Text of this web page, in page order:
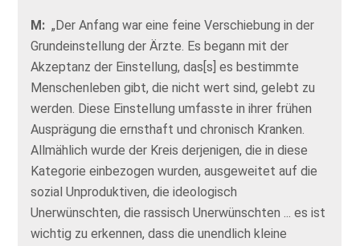
M: „Der Anfang war eine feine Verschiebung in der
Grundeinstellung der Ärzte. Es begann mit der
Akzeptanz der Einstellung, das[s] es bestimmte
Menschenleben gibt, die nicht wert sind, gelebt zu
werden. Diese Einstellung umfasste in ihrer frühen
Ausprägung die ernsthaft und chronisch Kranken.
Allmählich wurde der Kreis derjenigen, die in diese
Kategorie einbezogen wurden, ausgeweitet auf die
sozial Unproduktiven, die ideologisch
Unerwünschten, die rassisch Unerwünschten ... es ist
wichtig zu erkennen, dass die unendlich kleine